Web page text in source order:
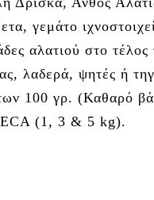
γεμάτο
αλατιού στο
λαδερά, ψητές ή
100 γρ. (Καθαρό
(1, 3 & 5 kg).